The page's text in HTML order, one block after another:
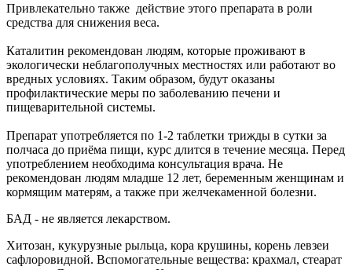
Привлекательно также действие этого препарата в роли
средства для снижения веса.
Каталитин рекомендован людям, которые проживают в
экологически неблагополучных местностях или работают во
вредных условиях. Таким образом, будут оказаны
профилактические меры по заболеванию печени и
пищеварительной системы.
Препарат употребляется по 1-2 таблетки трижды в сутки за
полчаса до приёма пищи, курс длится в течение месяца. Перед
употреблением необходима консультация врача. Не
рекомендован людям младше 12 лет, беременным женщинам и
кормящим матерям, а также при желчекаменной болезни.
БАД - не является лекарством.
Хитозан, кукурузные рыльца, кора крушины, корень левзеи
сафлоровидной. Вспомогательные вещества: крахмал, стеарат